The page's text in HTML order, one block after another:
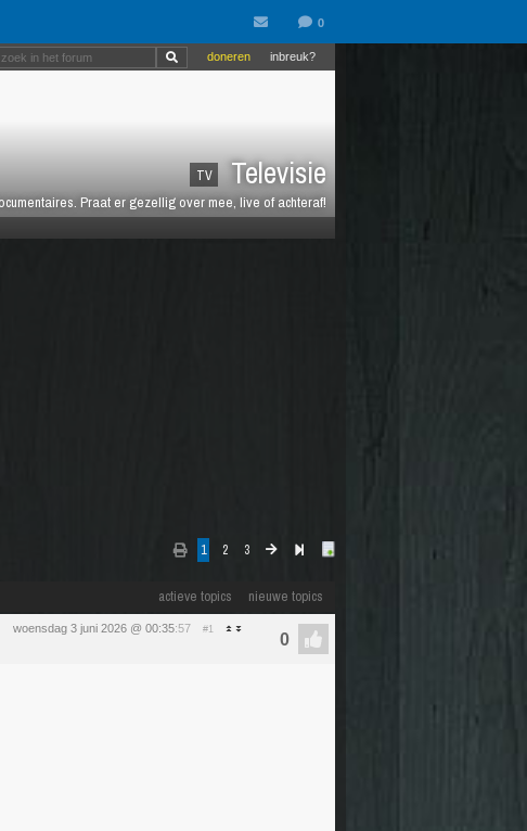
TV Televisie
Praat er gezellig over mee, live of achteraf!
inbreuk?
doneren
1 2 3
actieve topics nieuwe topics
woensdag 3 juni 2026 @ 00:35:57 #1